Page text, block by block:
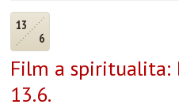
13
6
Film a spiritualita:
13.6.